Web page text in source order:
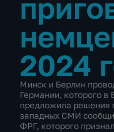
2024
Минск и Берлин
Германии, которого в
предложила решения
западных СМИ
ФРГ, которого